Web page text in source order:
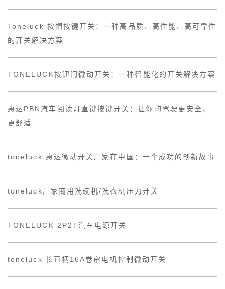
Toneluck 按帽按键开关：一种高品质、高性能、高可靠性
的开关解决方案
TONELUCK按钮门微动开关：一种智能化的开关解决方案
惠达PBN汽车阅读灯直键按键开关：让你的驾驶更安全，
更舒适
toneluck 惠达微动开关厂家在中国：一个成功的创新故事
toneluck厂家商用洗碗机/洗衣机压力开关
TONELUCK 2P2T汽车电源开关
toneluck 长直柄16A卷帘电机控制微动开关